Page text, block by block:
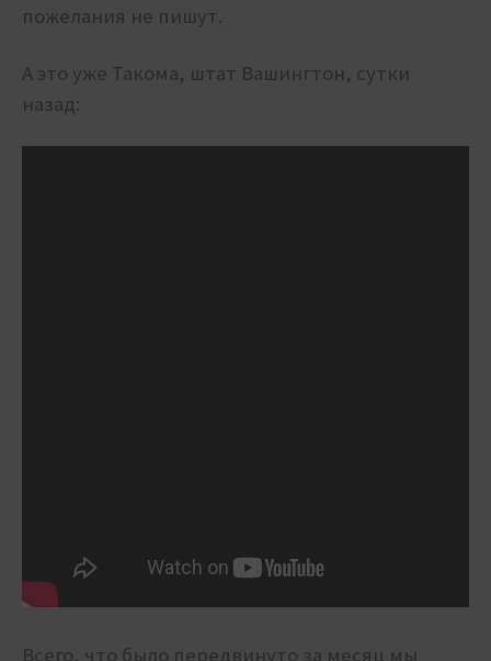
пожелания не пишут.
А это уже Такома, штат Вашингтон, сутки
назад:
Всего, что было передвинуто за месяц мы